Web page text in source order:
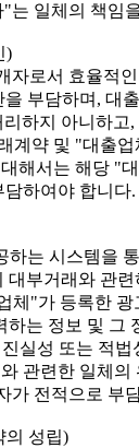
는 일체의 책임
)
자로서 효율적
부담하며, 대
하지 아니하고
계약 및 "대출업
해서는 해당 "
하여야 합니다.
는 시스템을
대부거래와 관련
체"가 등록한
는 정보 및 그
실성 또는 적법
관련한 일체의
가 전적으로 부
의 성립)